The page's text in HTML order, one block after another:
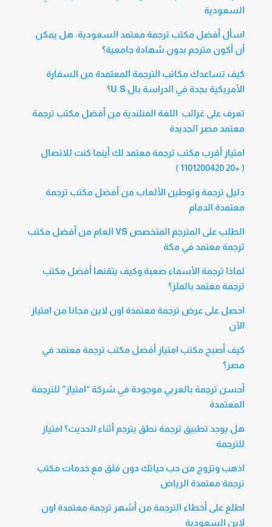
السعودية
اسأل أفضل مكتب ترجمة معتمد السعودية: هل يمكن
أن أكون مترجم بدون شهادة جامعية؟
كيف تساعدك مكاتب الترجمة المعتمدة من السفارة
الأمريكية بجدة في الدراسة بال U.S؟
تعرف على غرائب اللغة الفنلندية من أفضل مكتب ترجمة
معتمد مصر الجديدة
امتياز أقرب مكتب ترجمة معتمد لك أينما كنت للاتصال
( +20 1101200420 )
دليل ترجمة وتوطين الألعاب من أفضل مكتب ترجمة
معتمدة الدمام
الطلب على المترجم المتخصص VS العام من أفضل مكتب
ترجمة معتمد في مكة
لماذا ترجمة الأسماء صعبة وكيف يتقنها أفضل مكتب
ترجمة معتمد بالملز؟
احصل على عرض ترجمة معتمدة اون لاين مجانا من امتياز
الآن
كيف أصبح مكتب امتياز أفضل مكتب ترجمة معتمد في
مصر؟
أحسن ترجمة بالعربي موجودة في شركة “امتياز” للترجمة
المعتمدة
هل يوجد تطبيق ترجمة نطق يترجم أثناء الحديث؟ امتياز
للترجمة
اذهب وتزوج من حب حياتك دون قلق مع خدمات مكتب
ترجمة معتمدة الرياض
اطلع على أخطاء الترجمة من أشهر ترجمة معتمدة اون
لاين السعودية